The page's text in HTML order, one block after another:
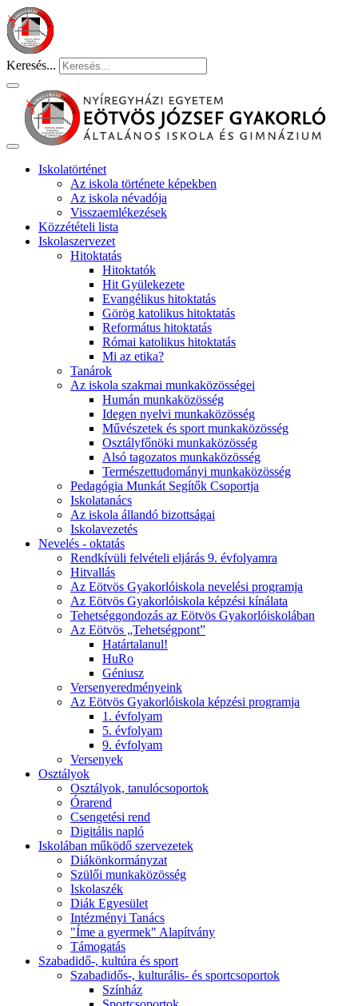
Keresés...
Iskolatörténet
Az iskola története képekben
Az iskola névadója
Visszaemlékezések
Közzétételi lista
Iskolaszervezet
Hitoktatás
Hitoktatók
Hit Gyülekezete
Evangélikus hitoktatás
Görög katolikus hitoktatás
Református hitoktatás
Római katolikus hitoktatás
Mi az etika?
Tanárok
Az iskola szakmai munkaközösségei
Humán munkaközösség
Idegen nyelvi munkaközösség
Művészetek és sport munkaközösség
Osztályfőnöki munkaközösség
Alsó tagozatos munkaközösség
Természettudományi munkaközösség
Pedagógia Munkát Segítők Csoportja
Iskolatanács
Az iskola állandó bizottságai
Iskolavezetés
Nevelés - oktatás
Rendkívüli felvételi eljárás 9. évfolyamra
Hitvallás
Az Eötvös Gyakorlóiskola nevelési programja
Az Eötvös Gyakorlóiskola képzési kínálata
Tehetséggondozás az Eötvös Gyakorlóiskolában
Az Eötvös „Tehetségpont”
Határtalanul!
HuRo
Géniusz
Versenyeredményeink
Az Eötvös Gyakorlóiskola képzési programja
1. évfolyam
5. évfolyam
9. évfolyam
Versenyek
Osztályok
Osztályok, tanulócsoportok
Órarend
Csengetési rend
Digitális napló
Iskolában működő szervezetek
Diákönkormányzat
Szülői munkaközösség
Iskolaszék
Diák Egyesület
Intézményi Tanács
"Íme a gyermek" Alapítvány
Támogatás
Szabadidő-, kultúra és sport
Szabadidős-, kulturális- és sportcsoportok
Színház